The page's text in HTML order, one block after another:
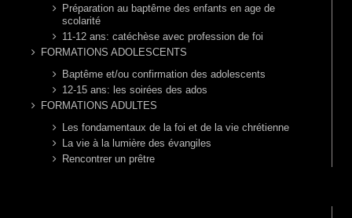
Préparation au baptême des enfants en age de
scolarité
11-12 ans: catéchèse avec profession de foi
FORMATIONS ADOLESCENTS
Baptême et/ou confirmation des adolescents
12-15 ans: les soirées des ados
FORMATIONS ADULTES
Les fondamentaux de la foi et de la vie chrétienne
La vie à la lumière des évangiles
Rencontrer un prêtre